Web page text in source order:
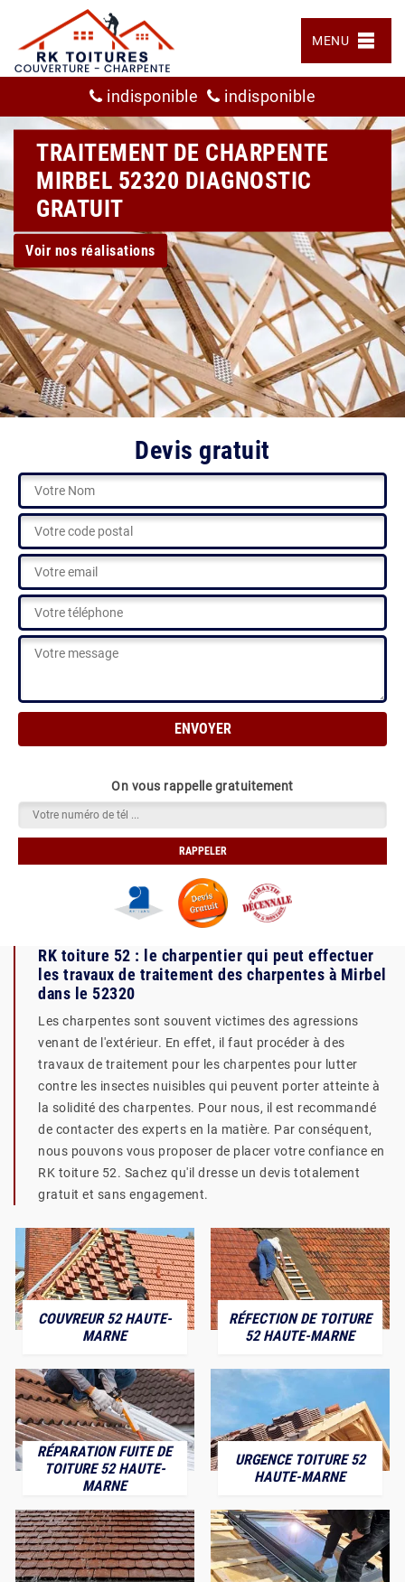
MENU
indisponible indisponible
TRAITEMENT DE CHARPENTE
MIRBEL 52320 DIAGNOSTIC
GRATUIT
Voir nos réalisations
Devis gratuit
On vous rappelle gratuitement
RK toiture 52 : le charpentier qui peut effectuer
les travaux de traitement des charpentes à Mirbel
dans le 52320
Les charpentes sont souvent victimes des agressions
venant de l'extérieur. En effet, il faut procéder à des
travaux de traitement pour les charpentes pour lutter
contre les insectes nuisibles qui peuvent porter atteinte à
la solidité des charpentes. Pour nous, il est recommandé
de contacter des experts en la matière. Par conséquent,
nous pouvons vous proposer de placer votre confiance en
RK toiture 52. Sachez qu'il dresse un devis totalement
gratuit et sans engagement.
COUVREUR 52 HAUTE-
MARNE
RÉFECTION DE TOITURE
52 HAUTE-MARNE
RÉPARATION FUITE DE
TOITURE 52 HAUTE-
MARNE
URGENCE TOITURE 52
HAUTE-MARNE